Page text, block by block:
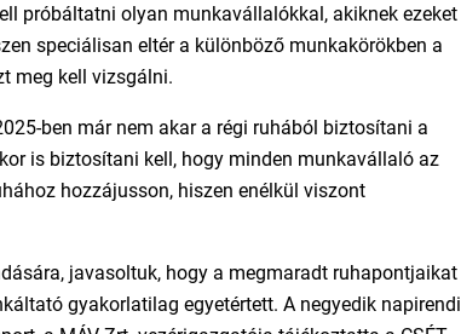
próbáltatni olyan munkavállalókkal, akiknek ezeket
speciálisan eltér a különböző munkakörökben a
meg kell vizsgálni.
ben már nem akar a régi ruhából biztosítani a
is biztosítani kell, hogy minden munkavállaló az
hozzájusson, hiszen enélkül viszont
javasoltuk, hogy a megmaradt ruhapontjaikat
gyakorlatilag egyetértett. A negyedik napirendi